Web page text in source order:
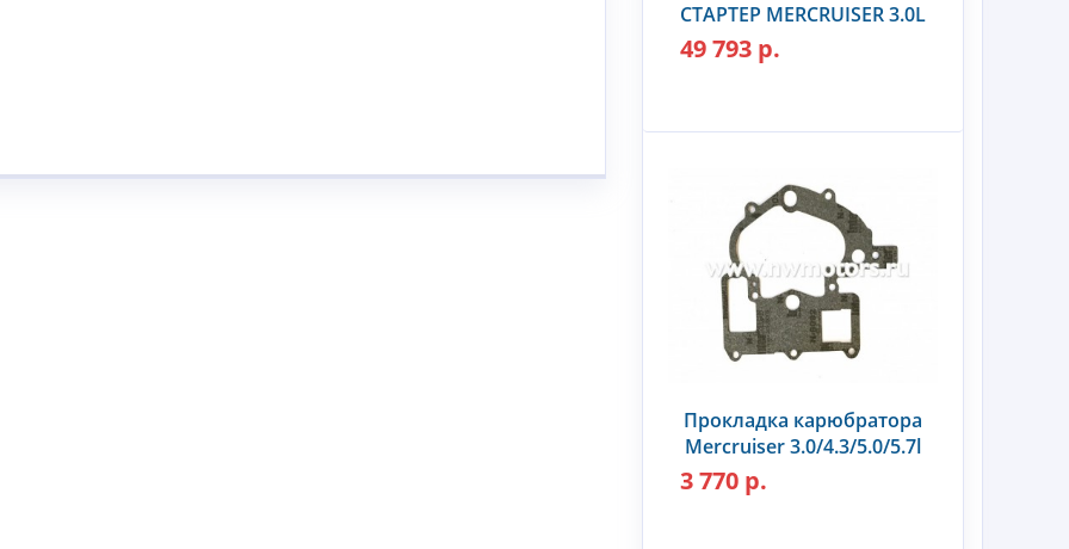
СТАРТЕР MERCRUISER 3.0L
49 793 р.
Прокладка карюбратора
Mercruiser 3.0/4.3/5.0/5.7l
3 770 р.